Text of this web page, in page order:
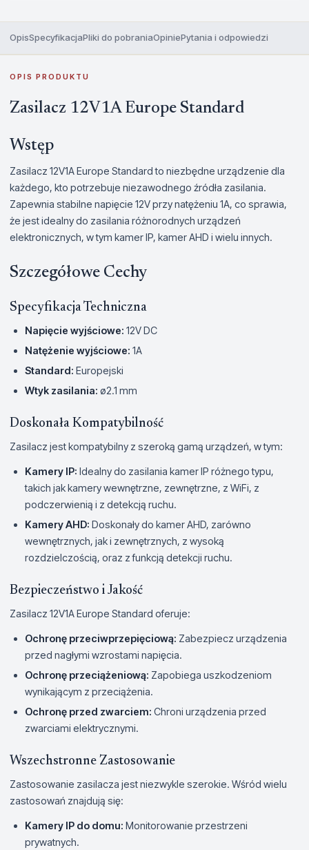
OpisSpecyfikacjaPliki do pobraniaOpiniePytania i odpowiedzi
OPIS PRODUKTU
Zasilacz 12V1A Europe Standard
Wstęp
Zasilacz 12V1A Europe Standard to niezbędne urządzenie dla
każdego, kto potrzebuje niezawodnego źródła zasilania.
Zapewnia stabilne napięcie 12V przy natężeniu 1A, co sprawia,
że jest idealny do zasilania różnorodnych urządzeń
elektronicznych, w tym kamer IP, kamer AHD i wielu innych.
Szczegółowe Cechy
Specyfikacja Techniczna
Napięcie wyjściowe: 12V DC
Natężenie wyjściowe: 1A
Standard: Europejski
Wtyk zasilania: ø2.1 mm
Doskonała Kompatybilność
Zasilacz jest kompatybilny z szeroką gamą urządzeń, w tym:
Kamery IP: Idealny do zasilania kamer IP różnego typu,
takich jak kamery wewnętrzne, zewnętrzne, z WiFi, z
podczerwienią i z detekcją ruchu.
Kamery AHD: Doskonały do kamer AHD, zarówno
wewnętrznych, jak i zewnętrznych, z wysoką
rozdzielczością, oraz z funkcją detekcji ruchu.
Bezpieczeństwo i Jakość
Zasilacz 12V1A Europe Standard oferuje:
Ochronę przeciwprzepięciową: Zabezpiecz urządzenia
przed nagłymi wzrostami napięcia.
Ochronę przeciążeniową: Zapobiega uszkodzeniom
wynikającym z przeciążenia.
Ochronę przed zwarciem: Chroni urządzenia przed
zwarciami elektrycznymi.
Wszechstronne Zastosowanie
Zastosowanie zasilacza jest niezwykle szerokie. Wśród wielu
zastosowań znajdują się:
Kamery IP do domu: Monitorowanie przestrzeni
prywatnych.